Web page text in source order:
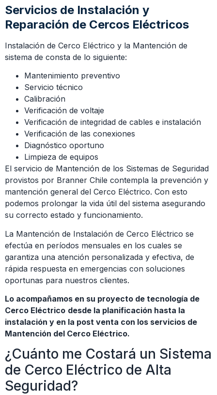
Servicios de Instalación y
Reparación de Cercos Eléctricos
Instalación de Cerco Eléctrico y la Mantención de
sistema de consta de lo siguiente:
Mantenimiento preventivo
Servicio técnico
Calibración
Verificación de voltaje
Verificación de integridad de cables e instalación
Verificación de las conexiones
Diagnóstico oportuno
Limpieza de equipos
El servicio de Mantención de los Sistemas de Seguridad
provistos por Branner Chile contempla la prevención y
mantención general del Cerco Eléctrico. Con esto
podemos prolongar la vida útil del sistema asegurando
su correcto estado y funcionamiento.
La Mantención de Instalación de Cerco Eléctrico se
efectúa en períodos mensuales en los cuales se
garantiza una atención personalizada y efectiva, de
rápida respuesta en emergencias con soluciones
oportunas para nuestros clientes.
Lo acompañamos en su proyecto de tecnología de
Cerco Eléctrico desde la planificación hasta la
instalación y en la post venta con los servicios de
Mantención del Cerco Eléctrico.
¿Cuánto me Costará un Sistema
de Cerco Eléctrico de Alta
Seguridad?